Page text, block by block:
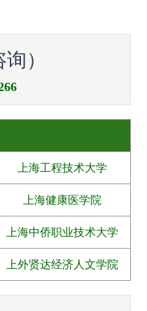
）
上海工程技术大学
上海健康医学院
上海中侨职业技术大学
上外贤达经济人文学院